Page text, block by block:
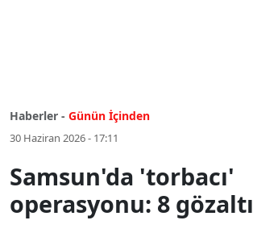
Haberler - Günün İçinden
30 Haziran 2026 - 17:11
Samsun'da 'torbacı'
operasyonu: 8 gözaltı